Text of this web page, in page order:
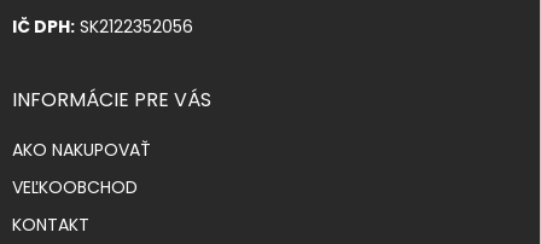
IČ DPH: SK2122352056
INFORMÁCIE PRE VÁS
AKO NAKUPOVAŤ
VEĽKOOBCHOD
KONTAKT